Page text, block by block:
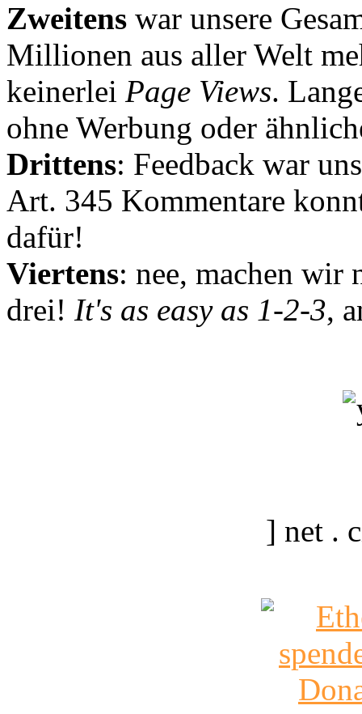
Zweitens war unsere
Millionen aus aller Welt
keinerlei Page Views.
ohne Werbung oder
Drittens: Feedback war
Art. 345 Kommentare
dafür!
Viertens: nee, machen wir
drei! It's as easy as 1-2-3,
] net .